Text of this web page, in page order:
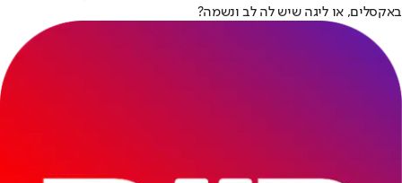
באקסלים, או ליגה שיש לה לב ונשמה?